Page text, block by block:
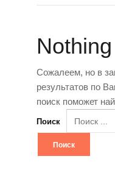
Сожалеем, но в
результатов по
поиск поможет
Поиск